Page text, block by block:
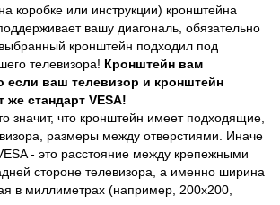
коробке или инструкции) кронштейна
вашу диагональ, обязательно
кронштейн подходил под
телевизора! Кронштейн вам
если ваш телевизор и кронштейн
стандарт VESA!
значит, что кронштейн имеет подходящие,
размеры между отверстиями. Иначе
- это расстояние между крепежными
стороне телевизора, а именно ширина
в миллиметрах (например, 200х200,